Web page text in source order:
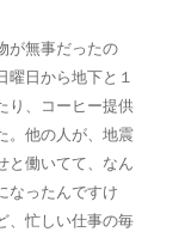
が無事だったの
曜日から地下と１
り、コーヒー提供
。他の人が、地震
と働いてて、なん
なったんですけ
、忙しい仕事の毎